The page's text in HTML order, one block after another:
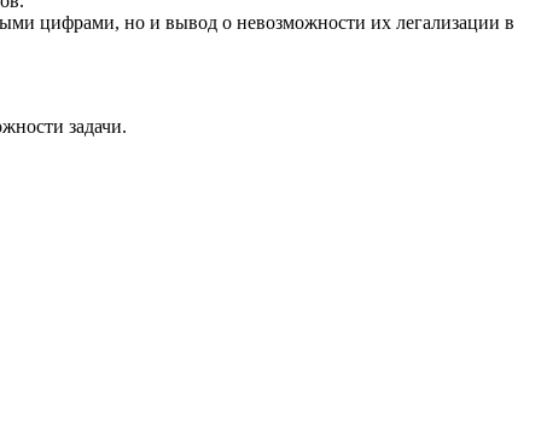
цифрами, но и вывод о невозможности их легализации в
задачи.